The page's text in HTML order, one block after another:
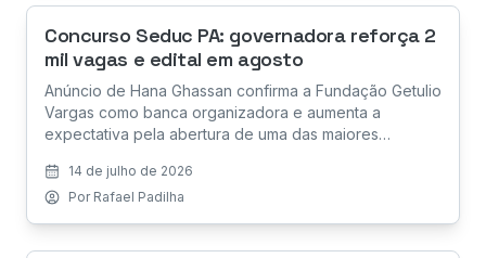
Concurso Seduc PA: governadora reforça 2
mil vagas e edital em agosto
Anúncio de Hana Ghassan confirma a Fundação Getulio
Vargas como banca organizadora e aumenta a
expectativa pela abertura de uma das maiores
14 de julho de 2026
Por Rafael Padilha